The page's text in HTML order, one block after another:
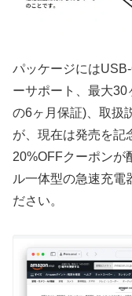
パッケージには
ーサポート、最大30
の6ヶ月保証)、取扱
が、現在は発売を記
20%OFFクーポンが
ル一体型の急速充電
ださい。